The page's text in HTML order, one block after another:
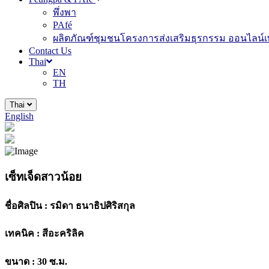
พึ่งพา
PAfé
ผลิตภัณฑ์ชุมชนโครงการส่งเสริมธุรกรรม ออนไลน์
Contact Us
Thai
EN
TH
Thai
English
เซ็ทเจ็ดสาวน้อย
ชื่อศิลปิน : รมิดา ธนาธิปศิริสกุล
เทคนิค : สีอะคริลิค
ขนาด : 30 ซ.ม.